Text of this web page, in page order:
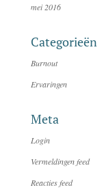
mei 2016
Categorieën
Burnout
Ervaringen
Meta
Login
Vermeldingen feed
Reacties feed